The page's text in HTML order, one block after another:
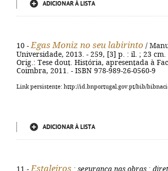
ADICIONAR À LISTA
10 - Egas Moniz no seu labirinto /
Universidade, 2013. - 259, [3] p. : il. ; 23
Orig.: Tese dout. História, apresentada à
Coimbra, 2011. - ISBN 978-989-26-0560-9
Link persistente: http://id.bnportugal.gov.pt/bib/
ADICIONAR À LISTA
11 - Estaleiros : segurança nas obras :